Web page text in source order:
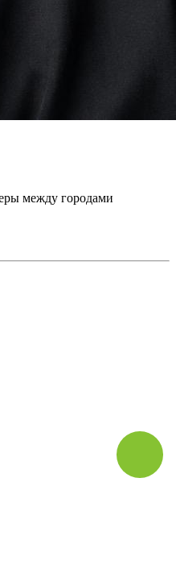
между городами